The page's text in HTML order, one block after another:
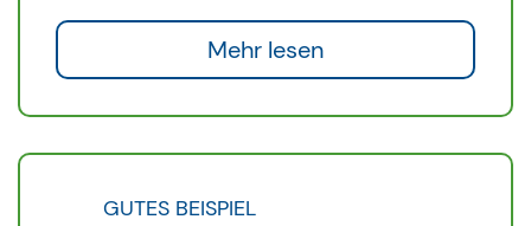
Mehr lesen
GUTES BEISPIEL